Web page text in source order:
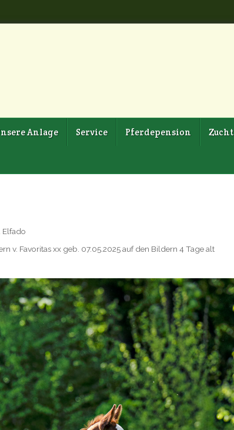
Anlage Service Pferdepension Zucht
Elfado
v. Favoritas xx geb. 07.05.2025 auf den Bildern 4 Tage alt